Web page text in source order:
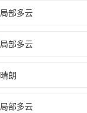
局部多云
局部多云
晴朗
局部多云